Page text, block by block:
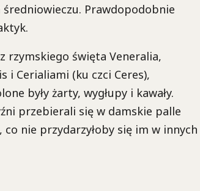
Prawdopodobnie
rzymskiego święta Veneralia,
i Cerialiami (ku czci Ceres),
były żarty, wygłupy i kawały.
przebierali się w damskie palle
nie przydarzyłoby się im w innych